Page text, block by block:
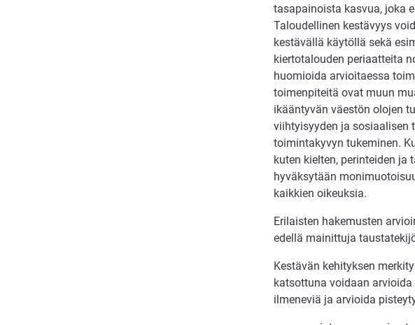
tasapainoista kasvua, joka
Taloudellinen kestävyys
kestävällä käytöllä sekä
kiertotalouden periaatteita
huomioida arvioitaessa
toimenpiteitä ovat muun
ikääntyvän väestön olojen
viihtyisyyden ja sosiaalisen
toimintakyvyn tukeminen.
kuten kielten, perinteiden
hyväksytään
kaikkien oikeuksia.
Erilaisten hakemusten
edellä mainittuja
Kestävän kehityksen
katsottuna voidaan
ilmeneviä ja arvioida